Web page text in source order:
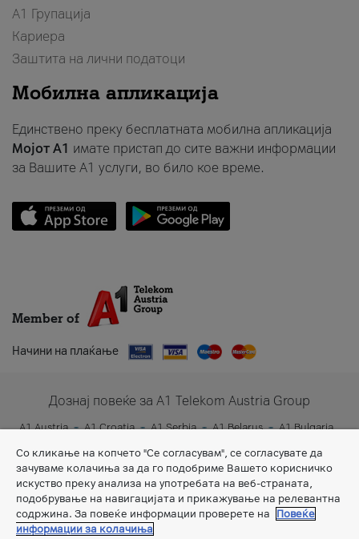
А1 Групација
Кариера
Заштита на лични податоци
Мобилна апликација
Единствено преку бесплатната мобилна апликација
Мојот A1 имате пристап до сите важни информации
за Вашите A1 услуги, во било кое време.
Member of
Начини на плаќање
Дознај повеќе за A1 Telekom Austria Group
A1 Austria A1 Croatia A1 Serbia A1 Belarus
A1 Bulgaria
A1 Slovenia
A1 Digital
Со кликање на копчето "Се согласувам", се согласувате да
зачуваме колачиња за да го подобриме Вашето корисничко
искуство преку анализа на употребата на веб-страната,
подобрување на навигацијата и прикажување на релевантна
содржина. За повеќе информации проверете на
Повеќе
информации за колачиња